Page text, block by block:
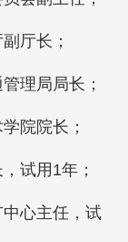
厅长；
理局局长；
院院长；
试用1年；
心主任，试